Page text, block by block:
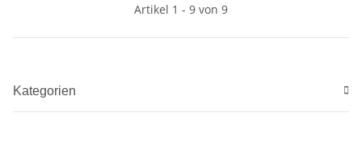
Artikel 1 - 9 von 9
Kategorien